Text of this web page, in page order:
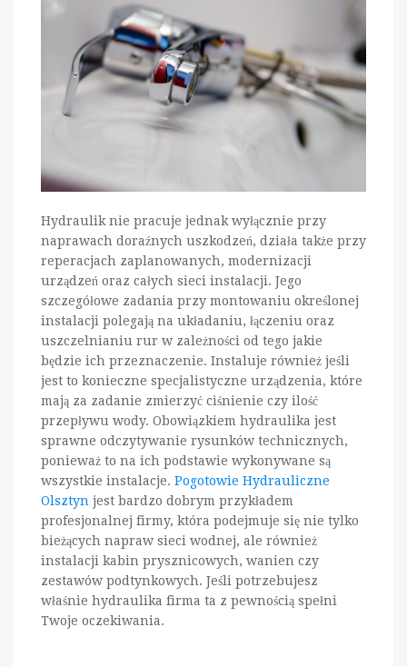
Hydraulik nie pracuje jednak wyłącznie przy
naprawach doraźnych uszkodzeń, działa także przy
reperacjach zaplanowanych, modernizacji
urządzeń oraz całych sieci instalacji. Jego
szczegółowe zadania przy montowaniu określonej
instalacji polegają na układaniu, łączeniu oraz
uszczelnianiu rur w zależności od tego jakie
będzie ich przeznaczenie. Instaluje również jeśli
jest to konieczne specjalistyczne urządzenia, które
mają za zadanie zmierzyć ciśnienie czy ilość
przepływu wody. Obowiązkiem hydraulika jest
sprawne odczytywanie rysunków technicznych,
ponieważ to na ich podstawie wykonywane są
wszystkie instalacje. Pogotowie Hydrauliczne
Olsztyn jest bardzo dobrym przykładem
profesjonalnej firmy, która podejmuje się nie tylko
bieżących napraw sieci wodnej, ale również
instalacji kabin prysznicowych, wanien czy
zestawów podtynkowych. Jeśli potrzebujesz
właśnie hydraulika firma ta z pewnością spełni
Twoje oczekiwania.